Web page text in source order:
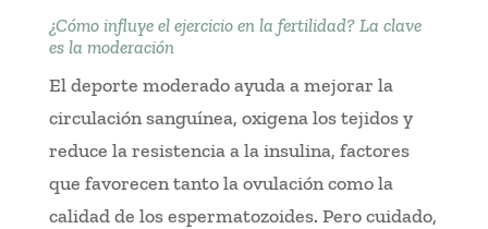
¿Cómo influye el ejercicio en la fertilidad? La clave
es la moderación
El deporte moderado ayuda a mejorar la
circulación sanguínea, oxigena los tejidos y
reduce la resistencia a la insulina, factores
que favorecen tanto la ovulación como la
calidad de los espermatozoides. Pero cuidado,